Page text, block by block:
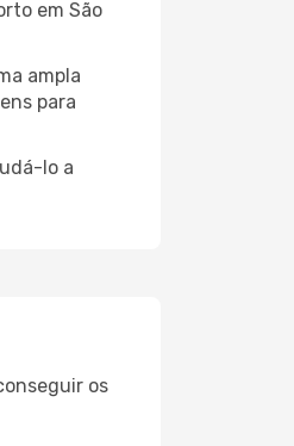
em São
ampla
para
lo a
os